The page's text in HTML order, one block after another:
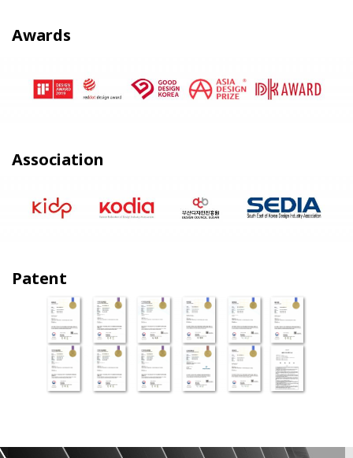
Awards
Association
Patent